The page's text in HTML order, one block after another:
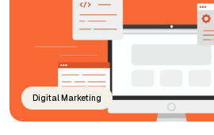
Digital Marketing